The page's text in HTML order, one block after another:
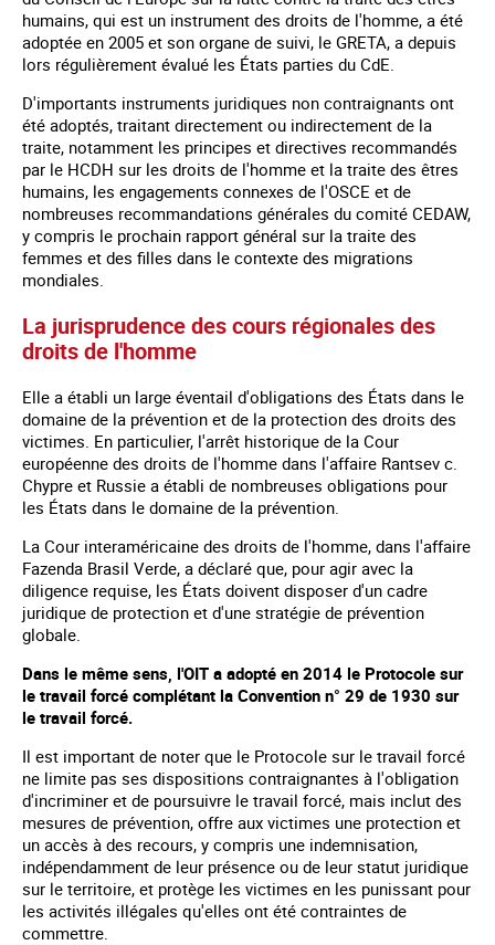
humains, qui est un instrument des droits de l'homme, a été
adoptée en 2005 et son organe de suivi, le GRETA, a depuis
lors régulièrement évalué les États parties du CdE.
D'importants instruments juridiques non contraignants ont
été adoptés, traitant directement ou indirectement de la
traite, notamment les principes et directives recommandés
par le HCDH sur les droits de l'homme et la traite des êtres
humains, les engagements connexes de l'OSCE et de
nombreuses recommandations générales du comité CEDAW,
y compris le prochain rapport général sur la traite des
femmes et des filles dans le contexte des migrations
mondiales.
La jurisprudence des cours régionales des
droits de l'homme
Elle a établi un large éventail d'obligations des États dans le
domaine de la prévention et de la protection des droits des
victimes. En particulier, l'arrêt historique de la Cour
européenne des droits de l'homme dans l'affaire Rantsev c.
Chypre et Russie a établi de nombreuses obligations pour
les États dans le domaine de la prévention.
La Cour interaméricaine des droits de l'homme, dans l'affaire
Fazenda Brasil Verde, a déclaré que, pour agir avec la
diligence requise, les États doivent disposer d'un cadre
juridique de protection et d'une stratégie de prévention
globale.
Dans le même sens, l'OIT a adopté en 2014 le Protocole sur
le travail forcé complétant la Convention n° 29 de 1930 sur
le travail forcé.
Il est important de noter que le Protocole sur le travail forcé
ne limite pas ses dispositions contraignantes à l'obligation
d'incriminer et de poursuivre le travail forcé, mais inclut des
mesures de prévention, offre aux victimes une protection et
un accès à des recours, y compris une indemnisation,
indépendamment de leur présence ou de leur statut juridique
sur le territoire, et protège les victimes en les punissant pour
les activités illégales qu'elles ont été contraintes de
commettre.